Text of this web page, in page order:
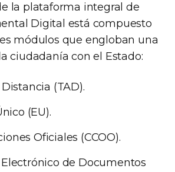
la plataforma integral de
Digital está compuesto
módulos que engloban una
ciudadanía con el Estado:
(TAD).
(EU).
Oficiales (CCOO).
de Documentos